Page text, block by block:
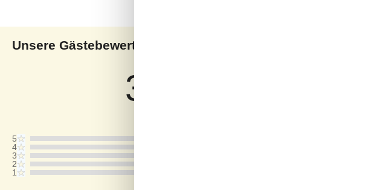
Unsere Gästebewertungen
3,5
5
4
3
2
1